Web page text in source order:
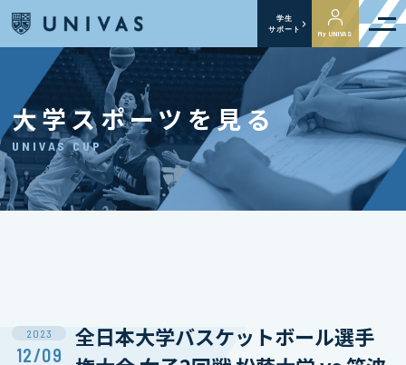
学生
サポート
My UNIVAS
大学スポーツを見る
UNIVAS CUP
2023
12/09
全日本大学バスケットボール選手